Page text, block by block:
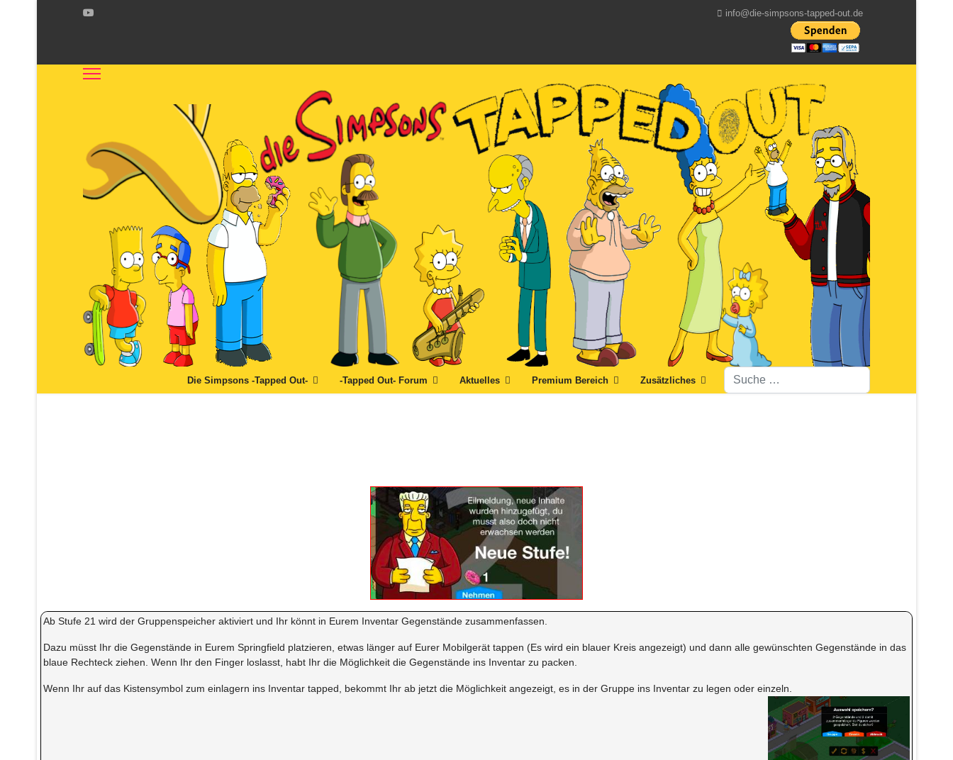
info@die-simpsons-tapped-out.de
Die Simpsons -Tapped Out- -Tapped Out- Forum Aktuelles Premium Bereich Zusätzliches
Suchen
Ab Stufe 21 wird der Gruppenspeicher aktiviert und Ihr könnt in Eurem Inventar Gegenstände zusammenfassen.
Dazu müsst Ihr die Gegenstände in Eurem Springfield platzieren, etwas länger auf Eurer Mobilgerät tappen (Es wird ein blauer Kreis angezeigt) und dann alle gewünschten Gegenstände in das
blaue Rechteck ziehen. Wenn Ihr den Finger loslasst, habt Ihr die Möglichkeit die Gegenstände ins Inventar zu packen.
Wenn Ihr auf das Kistensymbol zum einlagern ins Inventar tapped, bekommt Ihr ab jetzt die Möglichkeit angezeigt, es in der Gruppe ins Inventar zu legen oder einzeln.